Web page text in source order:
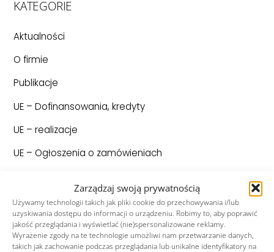
Zarządzaj swoją prywatnością
Używamy technologii takich jak pliki cookie do przechowywania i/lub
uzyskiwania dostępu do informacji o urządzeniu. Robimy to, aby poprawić
jakość przeglądania i wyświetlać (nie)spersonalizowane reklamy.
Wyrażenie zgody na te technologie umożliwi nam przetwarzanie danych,
takich jak zachowanie podczas przeglądania lub unikalne identyfikatory na
KATEGORIE
Aktualności
O firmie
Publikacje
UE – Dofinansowania, kredyty
UE – realizacje
UE – Ogłoszenia o zamówieniach
Ostatnio dodane
Nowa oferta produktów – narzędzia